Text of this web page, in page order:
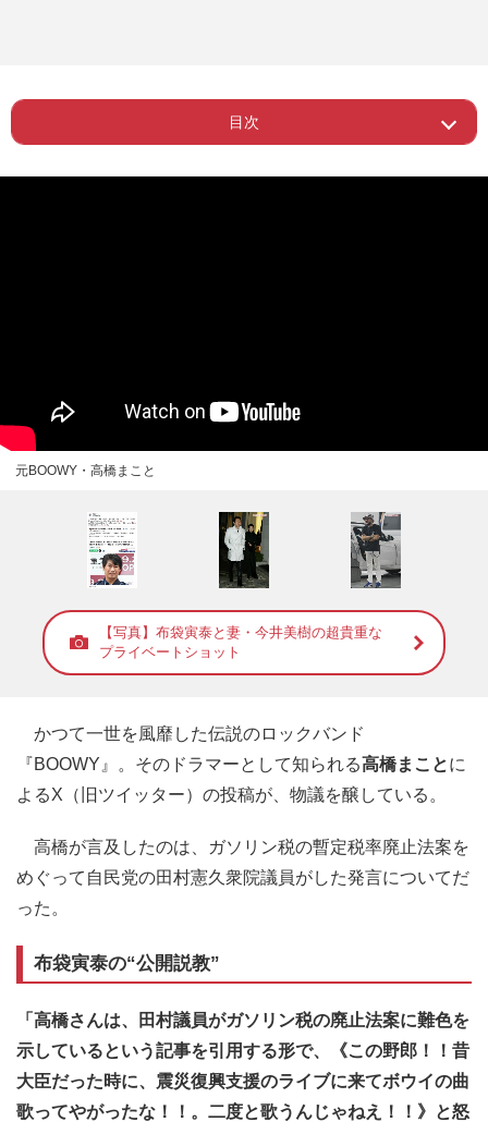
目次
Page 1 ー 布袋寅泰の“公開説教”
元BOOWY・高橋まこと
【写真】布袋寅泰と妻・今井美樹の超貴重な
プライベートショット
かつて一世を風靡した伝説のロックバンド
『BOOWY』。そのドラマーとして知られる高橋まことに
よるX（旧ツイッター）の投稿が、物議を醸している。
高橋が言及したのは、ガソリン税の暫定税率廃止法案を
めぐって自民党の田村憲久衆院議員がした発言についてだ
った。
布袋寅泰の“公開説教”
「高橋さんは、田村議員がガソリン税の廃止法案に難色を
示しているという記事を引用する形で、《この野郎！！昔
大臣だった時に、震災復興支援のライブに来てボウイの曲
歌ってやがったな！！。二度と歌うんじゃねえ！！》と怒